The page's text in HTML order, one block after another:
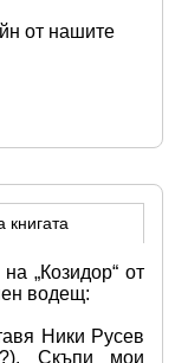
от нашите
книгата
„Козидор“ от
водещ:
Ники Русев
Скъпи мои